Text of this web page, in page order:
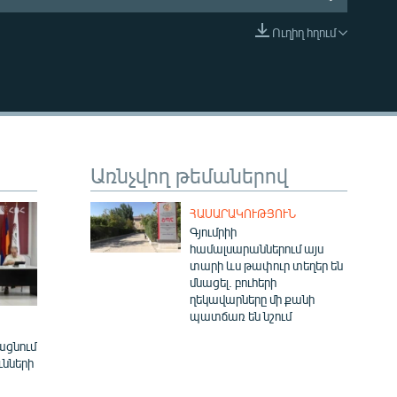
EMBED
Ուղիղ հղում
Առնչվող թեմաներով
ՀԱՍԱՐԱԿՈՒԹՅՈՒՆ
Գյումրիի
համալսարաններում այս
տարի ևս թափուր տեղեր են
մնացել. բուհերի
ղեկավարները մի քանի
պատճառ են նշում